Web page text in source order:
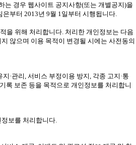
는 경우 웹사이트 공지사항(또는 개별공지)을
부터 2013년 9월 1일부터 시행됩니다.
을 위해 처리합니다. 처리한 개인정보는 다음
않으며 이용 목적이 변경될 시에는 사전동의
·관리, 서비스 부정이용 방지, 각종 고지·통
록 보존 등을 목적으로 개인정보를 처리합니
보를 처리합니다.